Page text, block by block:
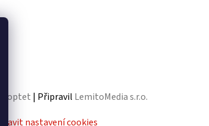
| Připravil LemitoMedia s.r.o.
Upravit nastavení cookies